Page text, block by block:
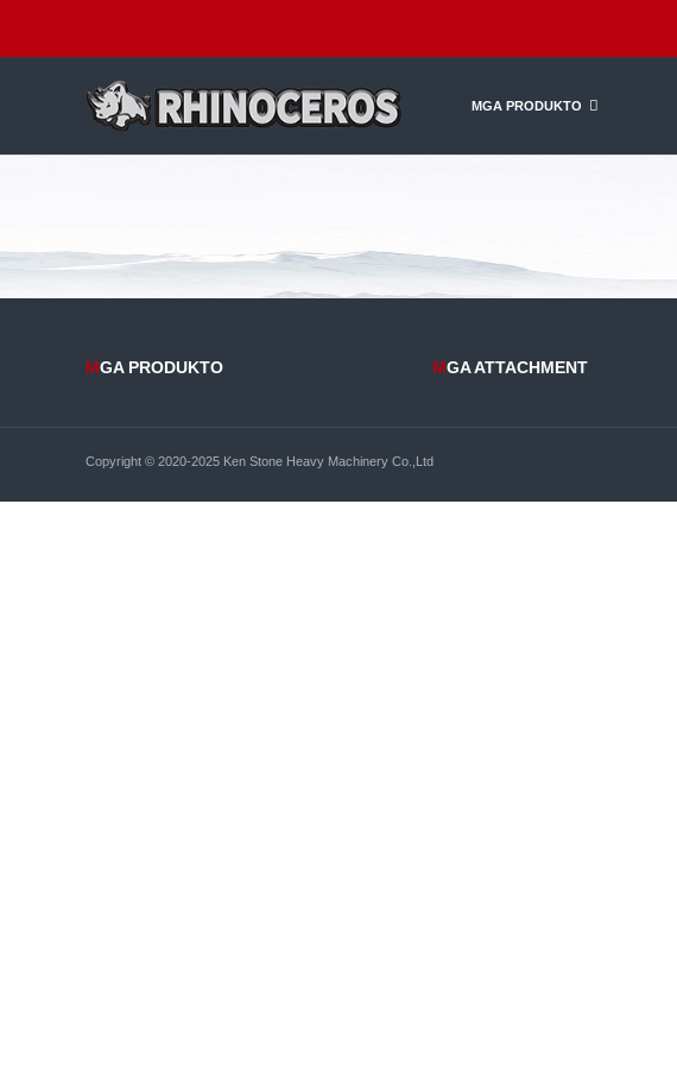
MGA PRODUKTO
MGA PRODUKTO MGA ATTACHMENT
Copyright © 2020-2025 Ken Stone Heavy Machinery Co.,Ltd